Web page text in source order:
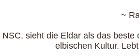
~
sieht die Eldar als das
elbischen Kultur.